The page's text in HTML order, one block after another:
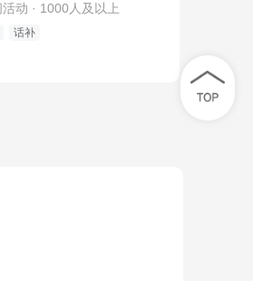
动 · 1000人及以上
话补